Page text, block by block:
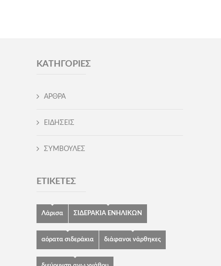
ΚΑΤΗΓΟΡΊΕΣ
ΑΡΘΡΑ
ΕΙΔΗΣΕΙΣ
ΣΥΜΒΟΥΛΕΣ
ΕΤΙΚΈΤΕΣ
Λάρισα ΣΙΔΕΡΑΚΙΑ ΕΝΗΛΙΚΩΝ
αόρατα σιδεράκια διάφανοι νάρθηκες